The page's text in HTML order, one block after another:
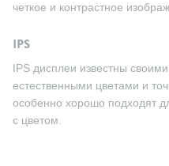
четкое и контрастное
IPS
IPS дисплеи известны
естественными цветами и
особенно хорошо подходят
с цветом.